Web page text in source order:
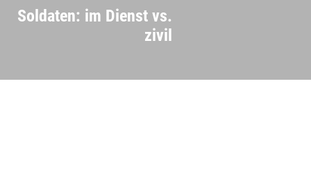
Soldaten: im Dienst vs.
zivil